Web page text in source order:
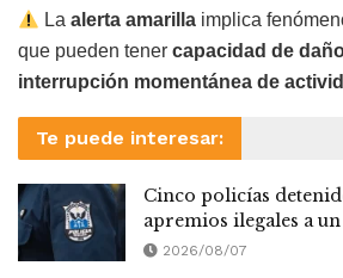
Laalerta amarilla implica
que pueden tener capacidad de
interrupción momentánea de
Te puede interesar:
Cinco policías
apremios ilegales a
2026/08/07